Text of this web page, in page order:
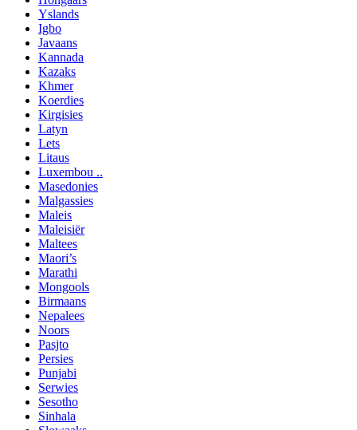
Yslands
Igbo
Javaans
Kannada
Kazaks
Khmer
Koerdies
Kirgisies
Latyn
Lets
Litaus
Luxembou ..
Masedonies
Malgassies
Maleis
Maleisiër
Maltees
Maori’s
Marathi
Mongools
Birmaans
Nepalees
Noors
Pasjto
Persies
Punjabi
Serwies
Sesotho
Sinhala